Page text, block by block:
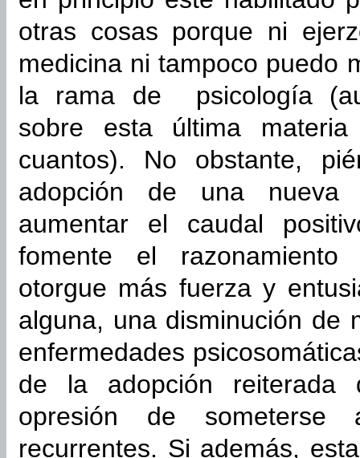
otras cosas porque ni
medicina ni tampoco puedo
la rama de psicología
sobre esta última
cuantos). No obstante,
adopción de una nueva
aumentar el caudal
fomente el
otorgue más fuerza y
alguna, una disminución de
enfermedades
de la adopción
opresión de someterse
recurrentes. Si además,